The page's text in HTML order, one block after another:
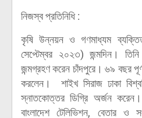
নিজস্ব প্রতিনিধি :
কৃষি উন্নয়ন ও গণমাধ্যম
সেপ্টেম্বর ২০২৩) জন্মদিন।
জন্মগ্রহণ করেন চাঁদপুরে। ৬৯ বছর
করলেন। শাইখ সিরাজ ঢাকা
স্নাতকোত্তর ডিগ্রি অর্জন
বাংলাদেশ টেলিভিশন, বেতার ও